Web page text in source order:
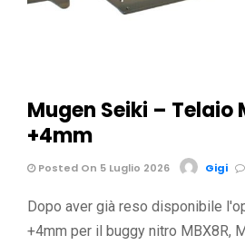
Mugen Seiki – Telaio
+4mm
Posted On 5 Luglio 2026 Gigi
Dopo aver già reso disponibile
+4mm per il buggy nitro MBX8R,